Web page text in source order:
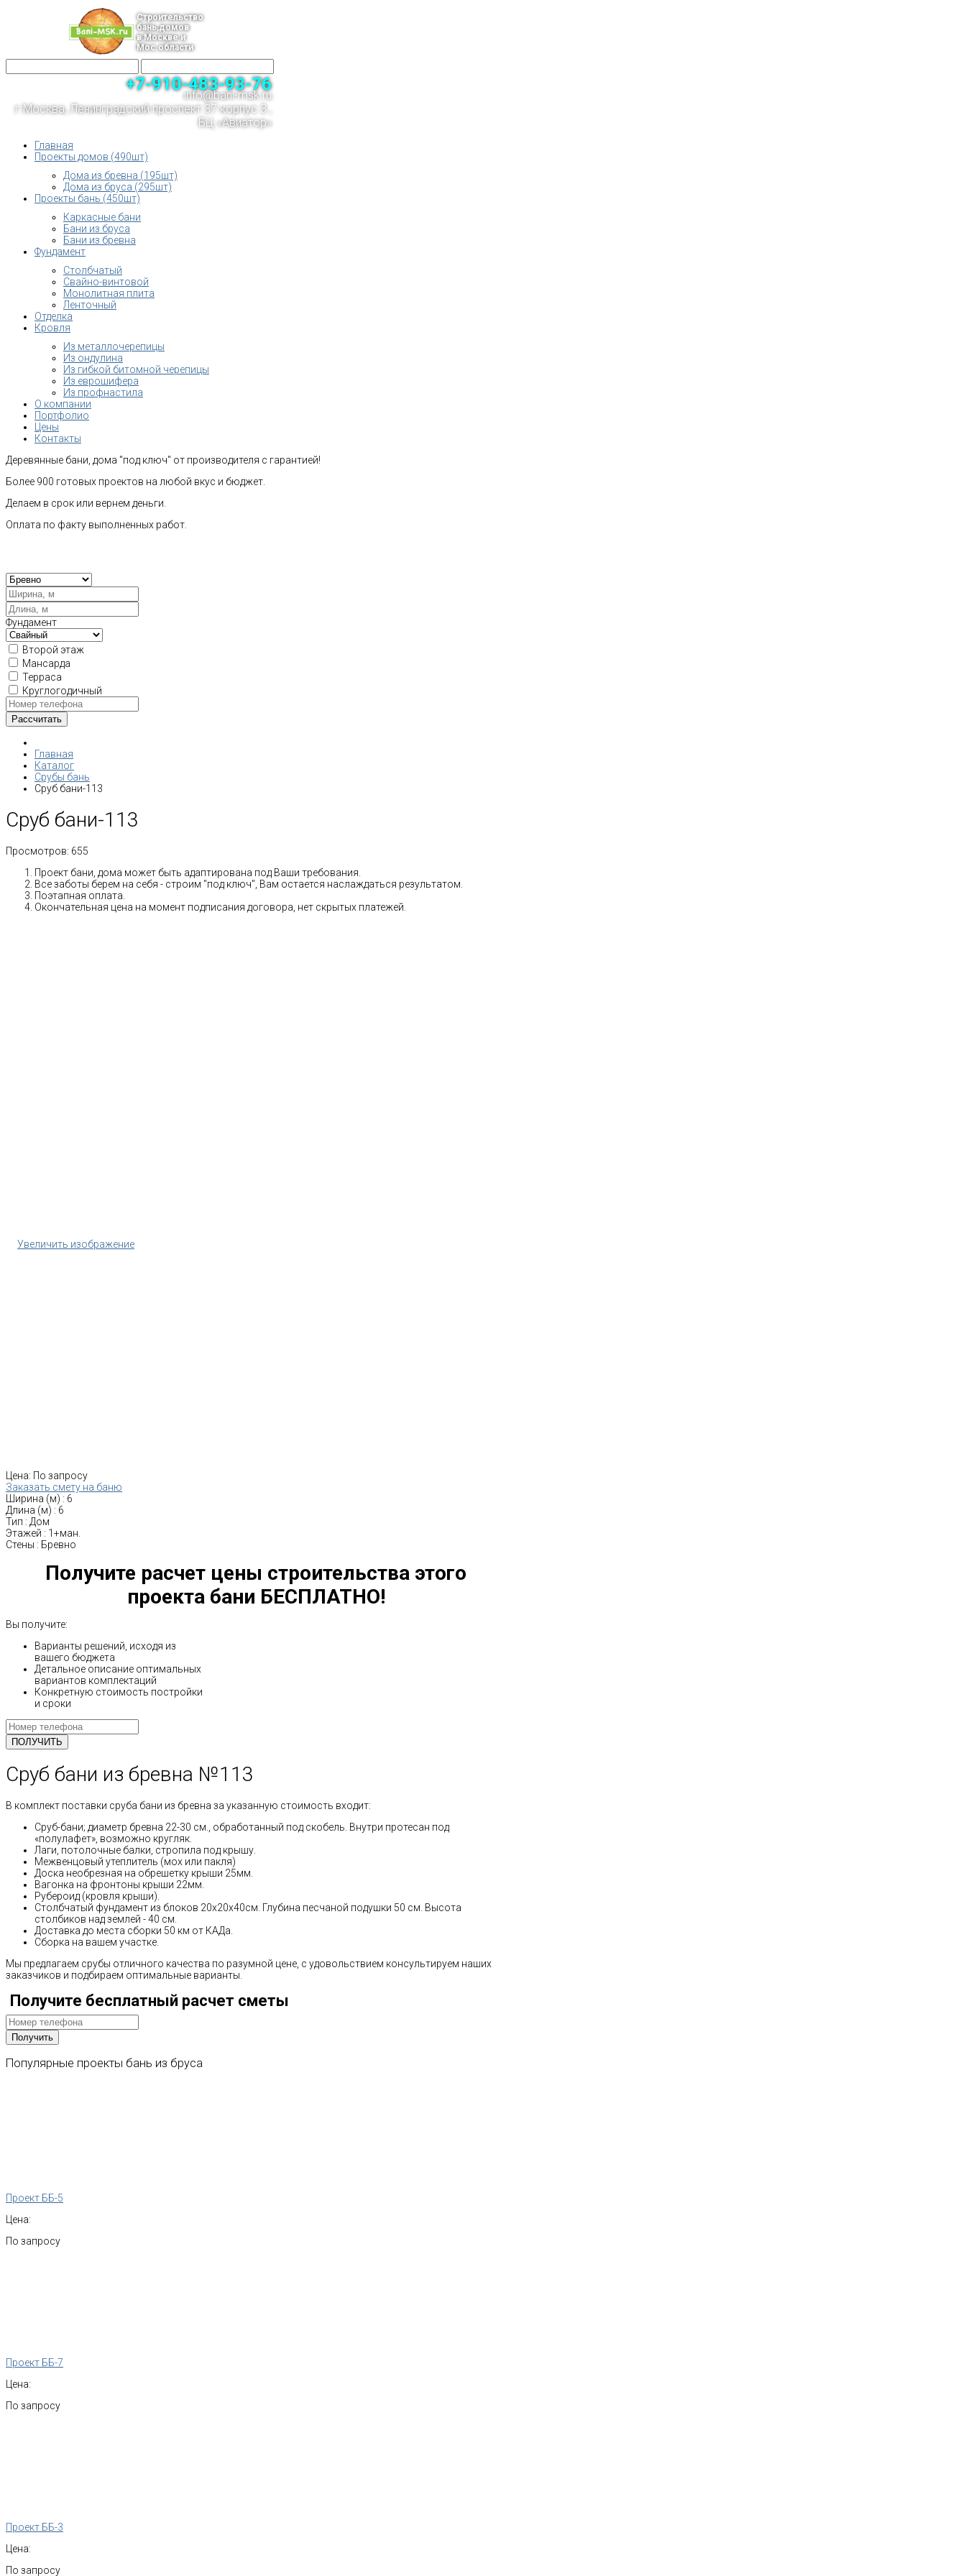
Строительство
бань,домов
в Москве и
Мос.области
+7-910-483-93-76
info@bani-msk.ru
г.Москва, Ленинградский проспект 37 корпус 3 ,
БЦ «Авиатор»
Главная
Проекты домов (490шт)
Дома из бревна (195шт)
Дома из бруса (295шт)
Проекты бань (450шт)
Каркасные бани
Бани из бруса
Бани из бревна
Фундамент
Столбчатый
Свайно-винтовой
Монолитная плита
Ленточный
Отделка
Кровля
Из металлочерепицы
Из ондулина
Из гибкой битомной черепицы
Из еврошифера
Из профнастила
О компании
Портфолио
Цены
Контакты
Деревянные бани, дома "под ключ" от производителя с гарантией!
Более 900 готовых проектов на любой вкус и бюджет.
Делаем в срок или вернем деньги.
Оплата по факту выполненных работ.
Фундамент
Второй этаж
Мансарда
Терраса
Круглогодичный
Главная
Каталог
Срубы бань
Сруб бани-113
Сруб бани-113
Просмотров: 655
Проект бани, дома может быть адаптирована под Ваши требования.
Все заботы берем на себя - строим "под ключ", Вам остается наслаждаться результатом.
Поэтапная оплата.
Окончательная цена на момент подписания договора, нет скрытых платежей.
Увеличить изображение
Цена: По запросу
Заказать смету на баню
Ширина (м) : 6
Длина (м) : 6
Тип : Дом
Этажей : 1+ман.
Стены : Бревно
Получите расчет цены строительства этого
проекта бани БЕСПЛАТНО!
Вы получите:
Варианты решений, исходя из
вашего бюджета
Детальное описание оптимальных
вариантов комплектаций
Конкретную стоимость постройки
и сроки
Сруб бани из бревна №113
В комплект поставки сруба бани из бревна за указанную стоимость входит:
Сруб-бани; диаметр бревна 22-30 см., обработанный под скобель. Внутри протесан под
«полулафет», возможно кругляк.
Лаги, потолочные балки, стропила под крышу.
Межвенцовый утеплитель (мох или пакля)
Доска необрезная на обрешетку крыши 25мм.
Вагонка на фронтоны крыши 22мм.
Рубероид (кровля крыши).
Столбчатый фундамент из блоков 20х20х40см. Глубина песчаной подушки 50 см. Высота
столбиков над землей - 40 см.
Доставка до места сборки 50 км от КАДа.
Сборка на вашем участке.
Мы предлагаем срубы отличного качества по разумной цене, с удовольствием консультируем наших
заказчиков и подбираем оптимальные варианты.
Получите бесплатный расчет сметы
Популярные проекты бань из бруса
Проект ББ-5
Цена:
По запросу
Проект ББ-7
Цена:
По запросу
Проект ББ-3
Цена:
По запросу